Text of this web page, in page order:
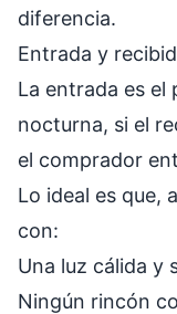
diferencia.
Entrada y
La entrada es el
nocturna, si el
el comprador
Lo ideal es que,
con:
Una luz cálida y
Ningún rincón